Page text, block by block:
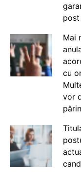
post
Mai
cu
vor